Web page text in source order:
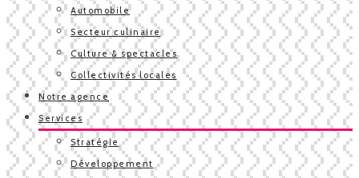
Automobile
Secteur culinaire
Culture & spectacles
Collectivités locales
Notre agence
Services
Stratégie
Développement